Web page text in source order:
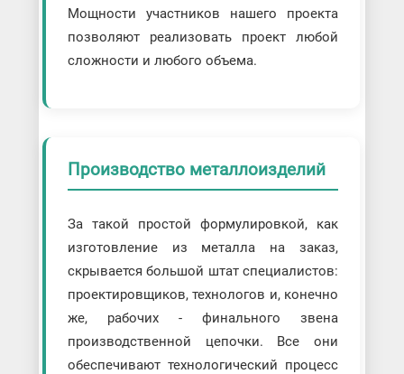
Мощности участников нашего проекта
позволяют реализовать проект любой
сложности и любого объема.
Производство металлоизделий
За такой простой формулировкой, как
изготовление из металла на заказ,
скрывается большой штат специалистов:
проектировщиков, технологов и, конечно
же, рабочих - финального звена
производственной цепочки. Все они
обеспечивают технологический процесс